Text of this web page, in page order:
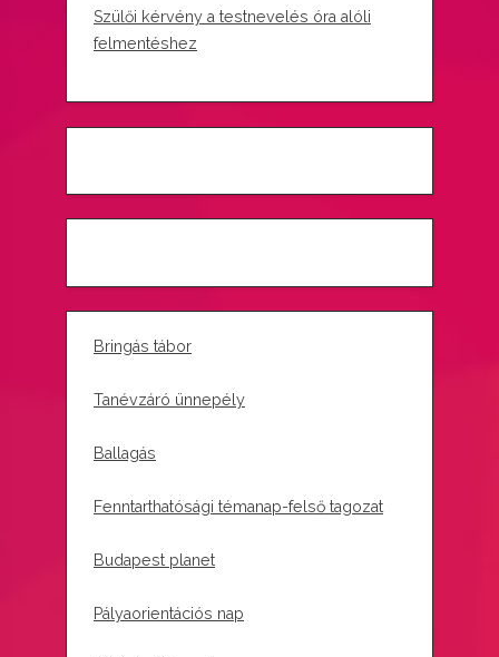
Szülői kérvény a testnevelés óra alóli
felmentéshez
Bringás tábor
Tanévzáró ünnepély
Ballagás
Fenntarthatósági témanap-felső tagozat
Budapest planet
Pályaorientációs nap